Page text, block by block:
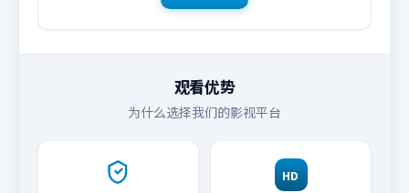
观看优势
为什么选择我们的影视平台
HD